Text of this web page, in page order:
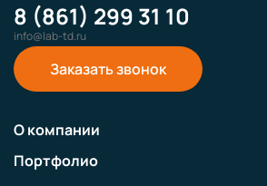
8 (861) 299 31 10
info@lab-td.ru
Заказать звонок
О компании
Портфолио